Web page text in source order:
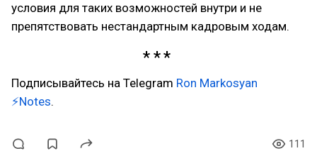
условия для таких возможностей внутри и не
препятствовать нестандартным кадровым ходам.
Подписывайтесь на Telegram Ron Markosyan
⚡Notes.
111